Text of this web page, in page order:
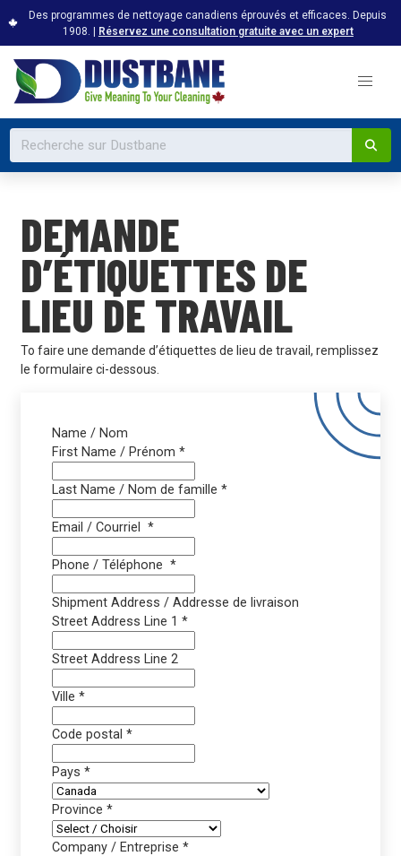
Des programmes de nettoyage canadiens éprouvés et efficaces. Depuis
1908. | Réservez une consultation gratuite avec un expert
DEMANDE
D’ÉTIQUETTES DE
LIEU DE TRAVAIL
To faire une demande d’étiquettes de lieu de travail, remplissez
le formulaire ci-dessous.
Name / Nom
First Name / Prénom *
Last Name / Nom de famille *
Email / Courriel *
Phone / Téléphone *
Shipment Address / Addresse de livraison
Street Address Line 1 *
Street Address Line 2
Ville *
Code postal *
Pays *
Province *
Company / Entreprise *